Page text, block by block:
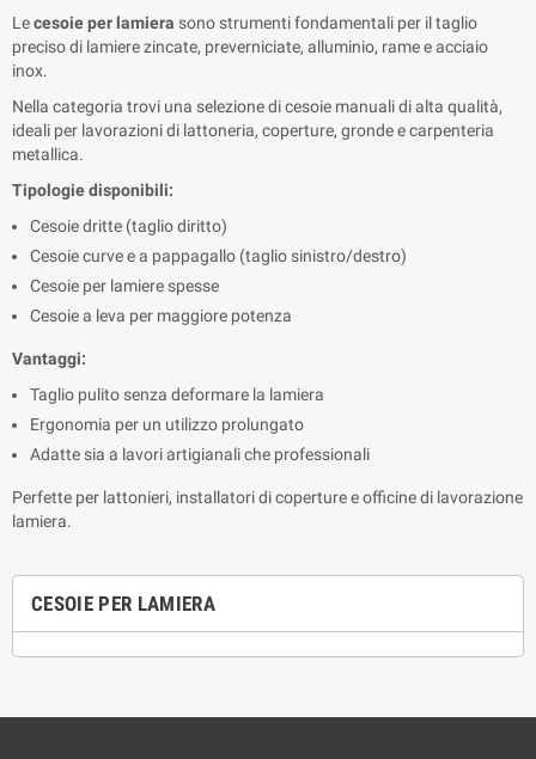
CESOIE PER LAMIERA
Le cesoie per lamiera sono strumenti fondamentali per il taglio
preciso di lamiere zincate, preverniciate, alluminio, rame e acciaio
inox.
Nella categoria trovi una selezione di cesoie manuali di alta qualità,
ideali per lavorazioni di lattoneria, coperture, gronde e carpenteria
metallica.
Tipologie disponibili:
Cesoie dritte (taglio diritto)
Cesoie curve e a pappagallo (taglio sinistro/destro)
Cesoie per lamiere spesse
Cesoie a leva per maggiore potenza
Vantaggi:
Taglio pulito senza deformare la lamiera
Ergonomia per un utilizzo prolungato
Adatte sia a lavori artigianali che professionali
Perfette per lattonieri, installatori di coperture e officine di lavorazione
lamiera.